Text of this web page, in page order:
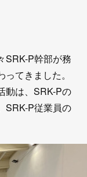
SRK-P幹部が務
てきました。
動は、SRK-Pの
SRK-P従業員の